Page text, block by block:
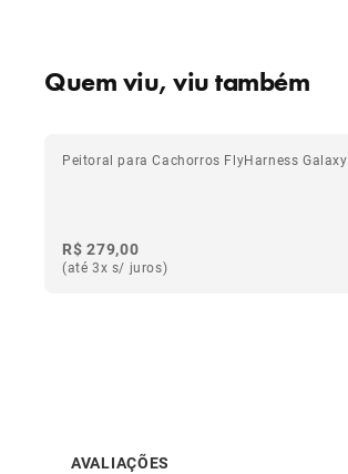
Quem viu, viu também
Peitoral para Cachorros FlyHarness Galaxy
R$ 279,00
(até 3x s/ juros)
AVALIAÇÕES